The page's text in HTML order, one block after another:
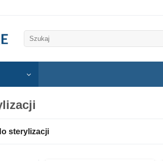
Szukaj:
sterylizacji